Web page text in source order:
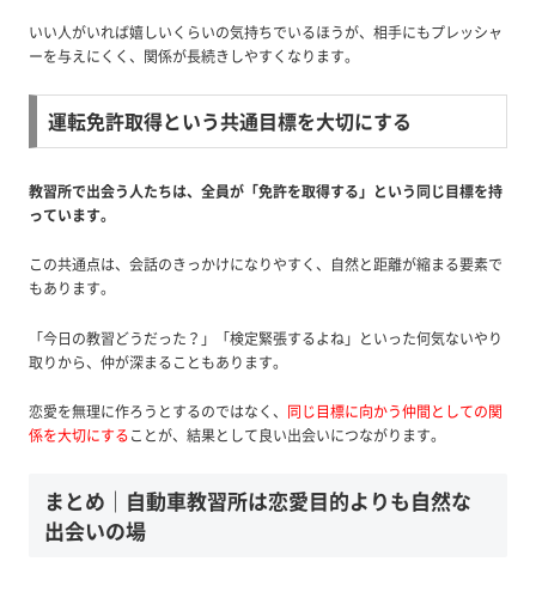
いい人がいれば嬉しいくらいの気持ちでいるほうが、相手にもプレッシャ
ーを与えにくく、関係が長続きしやすくなります。
運転免許取得という共通目標を大切にする
教習所で出会う人たちは、全員が「免許を取得する」という同じ目標を持
っています。
この共通点は、会話のきっかけになりやすく、自然と距離が縮まる要素で
もあります。
「今日の教習どうだった？」「検定緊張するよね」といった何気ないやり
取りから、仲が深まることもあります。
恋愛を無理に作ろうとするのではなく、 同じ目標に向かう仲間としての関
係を大切にすることが、結果として良い出会いにつながります。
まとめ｜自動車教習所は恋愛目的よりも自然な
出会いの場